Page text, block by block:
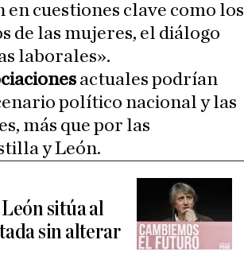
cuestiones clave como los
de las mujeres, el diálogo
laborales».
actuales podrían
político nacional y las
más que por las
y León.
sitúa al
sin alterar